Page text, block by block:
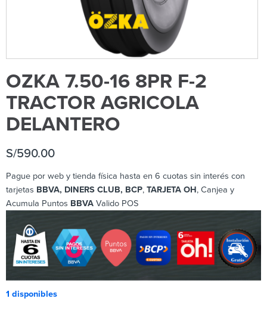
OZKA 7.50-16 8PR F-2
TRACTOR AGRICOLA
DELANTERO
S/590.00
Pague por web y tienda física hasta en 6 cuotas sin interés con
tarjetas BBVA, DINERS CLUB, BCP, TARJETA OH, Canjea y
Acumula Puntos BBVA Valido POS
1 disponibles